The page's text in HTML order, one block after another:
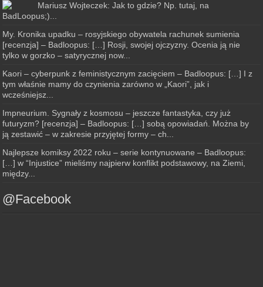
Mariusz Wojteczek: Jak to gdzie? Np. tutaj, na
BadLoopus;)...
My. Kronika upadku – rosyjskiego obywatela rachunek sumienia
[recenzja] – Badloopus: […] Rosji, swojej ojczyzny. Ocenia ją nie
tylko w gorzko – satyrycznej now...
Kaori – cyberpunk z feministycznym zacięciem – Badloopus: […] I z
tym właśnie mamy do czynienia zarówno w „Kaori”, jak i
wcześniejsz...
Impneurium. Sygnały z kosmosu – jeszcze fantastyka, czy już
futuryzm? [recenzja] – Badloopus: […] sobą opowiadań. Można by
ją zestawić – w zakresie przyjętej formy – ch...
Najlepsze komiksy 2022 roku – serie kontynuowane – Badloopus:
[…] w “Injustice” mieliśmy najpierw konflikt podstawowy, na Ziemi,
między...
@Facebook